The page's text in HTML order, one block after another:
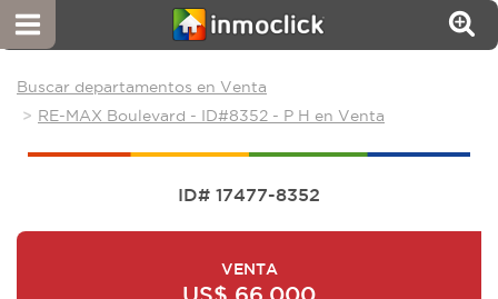
Buscar departamentos en Venta
RE-MAX Boulevard - ID#8352 - P H en Venta
ID# 17477-8352
VENTA